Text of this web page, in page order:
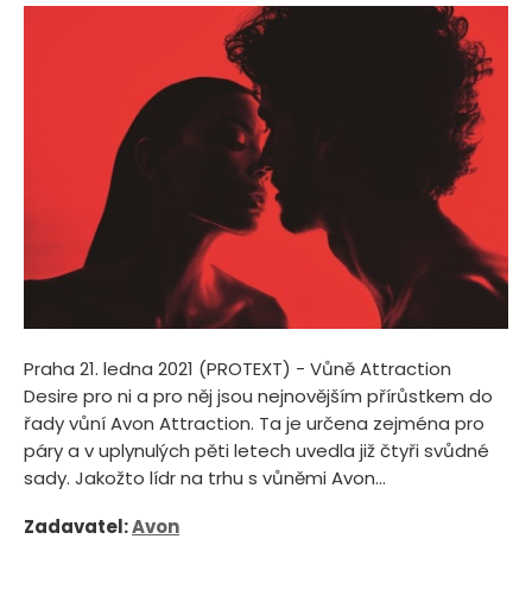
Praha 21. ledna 2021 (PROTEXT) - Vůně Attraction
Desire pro ni a pro něj jsou nejnovějším přírůstkem do
řady vůní Avon Attraction. Ta je určena zejména pro
páry a v uplynulých pěti letech uvedla již čtyři svůdné
sady. Jakožto lídr na trhu s vůněmi Avon...
Zadavatel:Avon